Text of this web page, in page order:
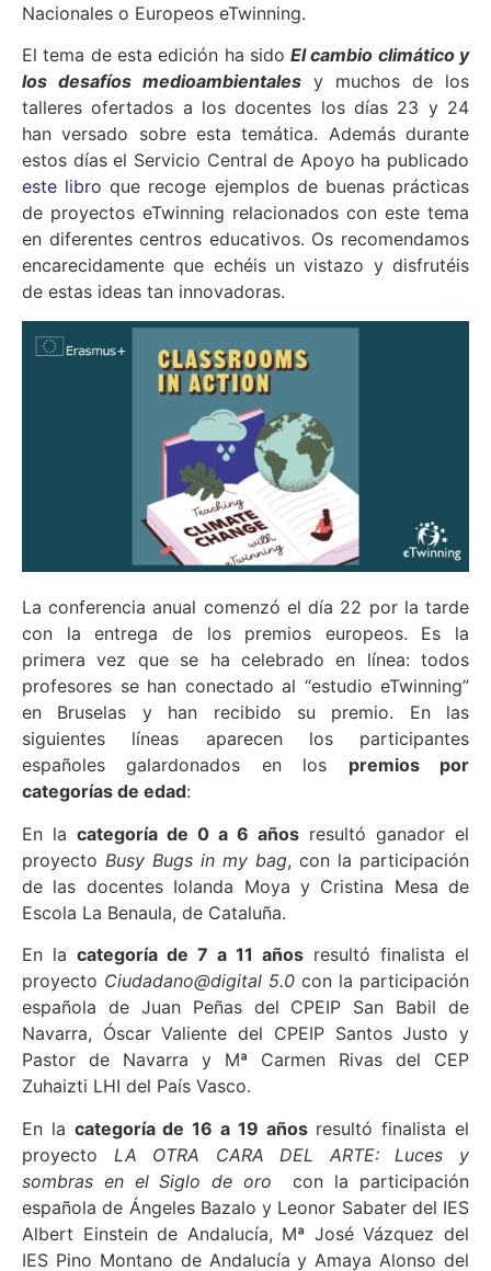
Nacionales o Europeos eTwinning.
El tema de esta edición ha sidoEl cambio climático y
los desafíos medioambientales y muchos de los
talleres ofertados a los docentes los días 23 y 24
han versado sobre esta temática. Además durante
estos días el Servicio Central de Apoyo ha publicado
este libro que recoge ejemplos de buenas prácticas
de proyectos eTwinning relacionados con este tema
en diferentes centros educativos. Os recomendamos
encarecidamente que echéis un vistazo y disfrutéis
de estas ideas tan innovadoras.
La conferencia anual comenzó el día 22 por la tarde
con la entrega de los premios europeos. Es la
primera vez que se ha celebrado en línea: todos
profesores se han conectado al “estudio eTwinning”
en Bruselas y han recibido su premio. En las
siguientes líneas aparecen los participantes
españoles galardonados en los premios por
categorías de edad:
En la categoría de 0 a 6 años resultó ganador el
proyecto Busy Bugs in my bag, con la participación
de las docentes Iolanda Moya y Cristina Mesa de
Escola La Benaula, de Cataluña.
En la categoría de 7 a 11 años resultó finalista el
proyecto Ciudadano@digital 5.0 con la participación
española de Juan Peñas del CPEIP San Babil de
Navarra, Óscar Valiente del CPEIP Santos Justo y
Pastor de Navarra y Mª Carmen Rivas del CEP
Zuhaizti LHI del País Vasco.
En la categoría de 16 a 19 añosresultó finalista el
proyecto LA OTRA CARA DEL ARTE: Luces y
sombras en el Siglo de orocon la participación
española de Ángeles Bazalo y Leonor Sabater del IES
Albert Einstein de Andalucía, Mª José Vázquez del
IES Pino Montano de Andalucía y Amaya Alonso del